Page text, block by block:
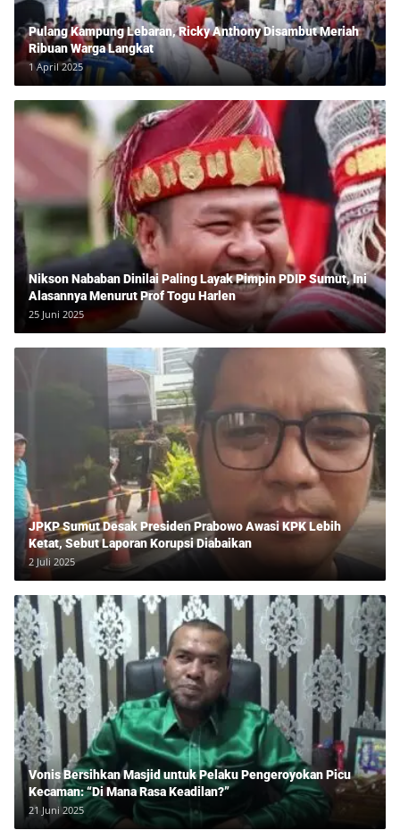
Pulang Kampung Lebaran, Ricky Anthony Disambut Meriah
Ribuan Warga Langkat
1 April 2025
Nikson Nababan Dinilai Paling Layak Pimpin PDIP Sumut, Ini
Alasannya Menurut Prof Togu Harlen
25 Juni 2025
JPKP Sumut Desak Presiden Prabowo Awasi KPK Lebih
Ketat, Sebut Laporan Korupsi Diabaikan
2 Juli 2025
Vonis Bersihkan Masjid untuk Pelaku Pengeroyokan Picu
Kecaman: “Di Mana Rasa Keadilan?”
21 Juni 2025